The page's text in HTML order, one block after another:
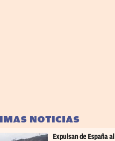
NOTICIAS
Expulsan de España al